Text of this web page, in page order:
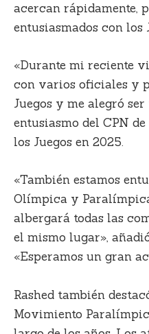
acercan rápidamente,
entusiasmados con los
«Durante mi reciente
con varios oficiales y
Juegos y me alegró
entusiasmo del CPN
los Juegos en 2025.
«También estamos
Olímpica y
albergará todas las
el mismo lugar»,
«Esperamos un gran
Rashed también
Movimiento